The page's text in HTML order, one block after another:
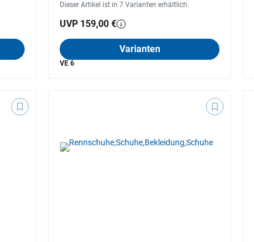
Dieser Artikel ist in 7 Varianten erhältlich.
UVP 159,00 €
Varianten
VE 6